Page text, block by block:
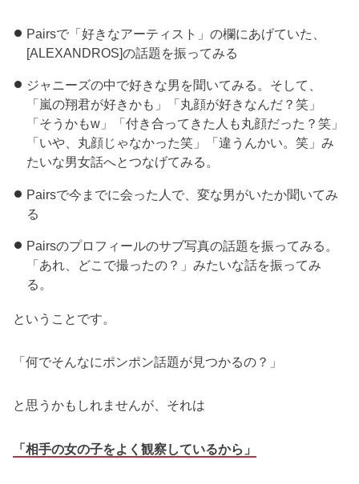
Pairsで「好きなアーティスト」の欄にあげていた、
[ALEXANDROS]の話題を振ってみる
ジャニーズの中で好きな男を聞いてみる。そして、
「嵐の翔君が好きかも」「丸顔が好きなんだ？笑」
「そうかもw」「付き合ってきた人も丸顔だった？笑」
「いや、丸顔じゃなかった笑」「違うんかい。笑」み
たいな男女話へとつなげてみる。
Pairsで今までに会った人で、変な男がいたか聞いてみ
る
Pairsのプロフィールのサブ写真の話題を振ってみる。
「あれ、どこで撮ったの？」みたいな話を振ってみ
る。
ということです。
「何でそんなにポンポン話題が見つかるの？」
と思うかもしれませんが、それは
「相手の女の子をよく観察しているから」